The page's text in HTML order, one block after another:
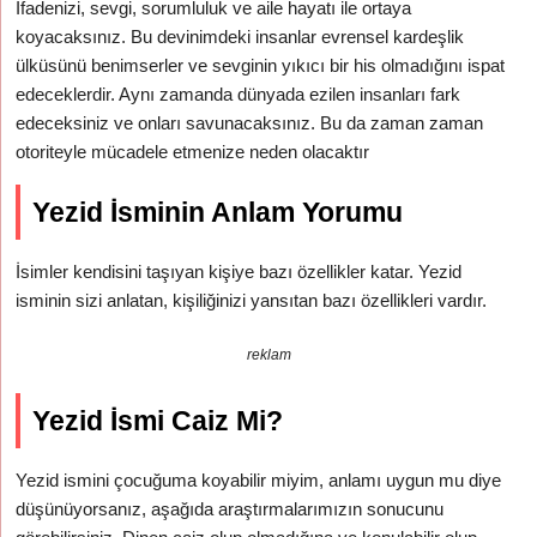
İfadenizi, sevgi, sorumluluk ve aile hayatı ile ortaya
koyacaksınız. Bu devinimdeki insanlar evrensel kardeşlik
ülküsünü benimserler ve sevginin yıkıcı bir his olmadığını ispat
edeceklerdir. Aynı zamanda dünyada ezilen insanları fark
edeceksiniz ve onları savunacaksınız. Bu da zaman zaman
otoriteyle mücadele etmenize neden olacaktır
Yezid İsminin Anlam Yorumu
İsimler kendisini taşıyan kişiye bazı özellikler katar. Yezid
isminin sizi anlatan, kişiliğinizi yansıtan bazı özellikleri vardır.
reklam
Yezid İsmi Caiz Mi?
Yezid ismini çocuğuma koyabilir miyim, anlamı uygun mu diye
düşünüyorsanız, aşağıda araştırmalarımızın sonucunu